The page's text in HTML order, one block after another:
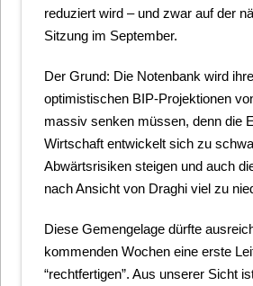
reduziert wird – und zwar auf der
Sitzung im September.
Der Grund: Die Notenbank wird
optimistischen BIP-Projektionen
massiv senken müssen, denn die
Wirtschaft entwickelt sich zu
Abwärtsrisiken steigen und auch
nach Ansicht von Draghi viel zu
Diese Gemengelage dürfte
kommenden Wochen eine erste
“rechtfertigen”. Aus unserer Sicht